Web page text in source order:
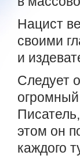
Нацист
своими
и
Следует
этом он
каждого